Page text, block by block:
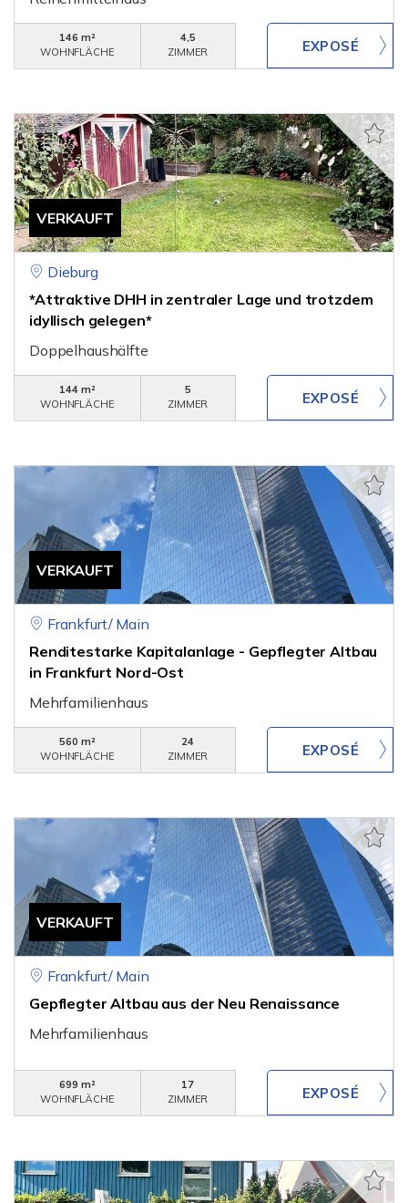
146 m²
WOHNFLÄCHE
4,5
ZIMMER
VERKAUFT
Dieburg
*Attraktive DHH in zentraler Lage und trotzdem
idyllisch gelegen*
Doppelhaushälfte
144 m²
WOHNFLÄCHE
5
ZIMMER
VERKAUFT
Frankfurt/ Main
Renditestarke Kapitalanlage - Gepflegter Altbau
in Frankfurt Nord-Ost
Mehrfamilienhaus
560 m²
WOHNFLÄCHE
24
ZIMMER
VERKAUFT
Frankfurt/ Main
Gepflegter Altbau aus der Neu Renaissance
Mehrfamilienhaus
699 m²
WOHNFLÄCHE
17
ZIMMER